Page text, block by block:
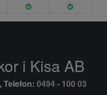
i Kisa AB
Telefon: 0494 - 100 03